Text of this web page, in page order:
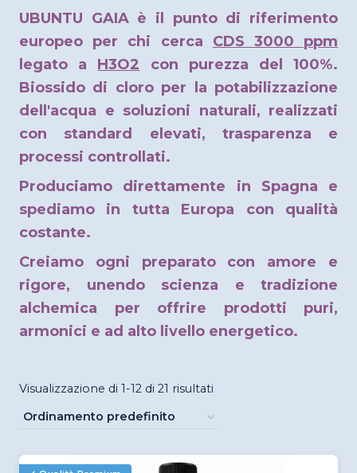
UBUNTU GAIA è il punto di riferimento
europeo per chi cerca CDS 3000 ppm
legato a H3O2 con purezza del 100%.
Biossido di cloro per la potabilizzazione
dell'acqua e soluzioni naturali, realizzati
con standard elevati, trasparenza e
processi controllati.
Produciamo direttamente in Spagna e
spediamo in tutta Europa con qualità
costante.
Creiamo ogni preparato con amore e
rigore, unendo scienza e tradizione
alchemica per offrire prodotti puri,
armonici e ad alto livello energetico.
Visualizzazione di 1-12 di 21 risultati